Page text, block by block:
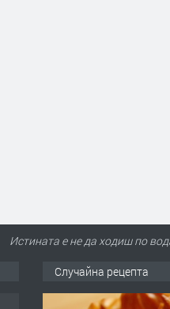
Истината е не да ходиш по
Случайна рецепта